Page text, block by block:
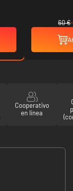
60 €
Cooperativo
en línea